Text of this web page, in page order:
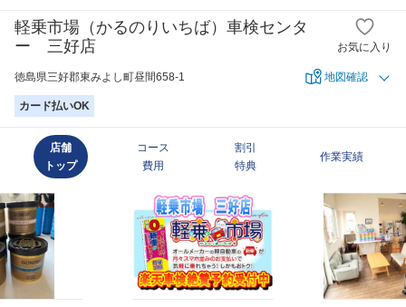
軽乗市場（かるのりいちば）車検センタ
ー 三好店
お気に入り
徳島県三好郡東みよし町昼間658-1 地図確認
カード払いOK
店舗
トップ
コース
費用
割引
特典
作業実績